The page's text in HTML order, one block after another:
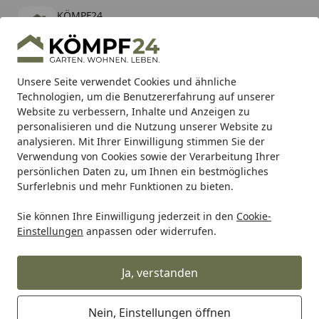
Unsere Seite verwendet Cookies und ähnliche
Technologien, um die Benutzererfahrung auf unserer
Website zu verbessern, Inhalte und Anzeigen zu
personalisieren und die Nutzung unserer Website zu
analysieren. Mit Ihrer Einwilligung stimmen Sie der
Verwendung von Cookies sowie der Verarbeitung Ihrer
persönlichen Daten zu, um Ihnen ein bestmögliches
Surferlebnis und mehr Funktionen zu bieten.
Sie können Ihre Einwilligung jederzeit in den Cookie-
Einstellungen anpassen oder widerrufen.
Ja, verstanden
Nein, Einstellungen öffnen
KÖMPF24
kostenlos - Im App Store
Hotline
Alle Produkte
Mein Konto
Suchen
Karibu Pools inkl. gratis Sandfilteranlage & Pool-
Starterset (Gesamtwert bis 468,99€)
Startseite
WMF WMF Küchenhelfer WMF Küchenhelfer
WMF Strunkentferner Top Tools